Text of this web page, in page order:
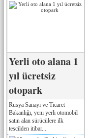
Yerli oto alana 1
yıl ücretsiz
otopark
Rusya Sanayi ve Ticaret
Bakanlığı, yeni yerli otomobil
satın alan sürücülere ilk
tescilden itibar...